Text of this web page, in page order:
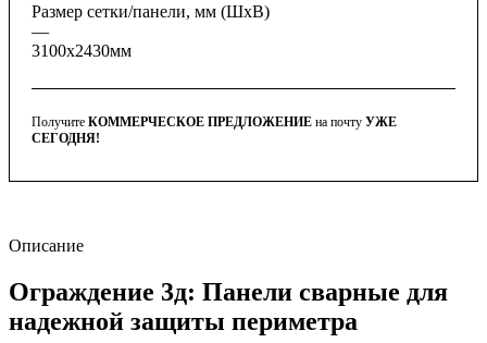
Размер сетки/панели, мм (ШхВ)
—
3100x2430мм
Получите КОММЕРЧЕСКОЕ ПРЕДЛОЖЕНИЕ на почту УЖЕ
СЕГОДНЯ!
Описание
Ограждение 3д: Панели сварные для
надежной защиты периметра